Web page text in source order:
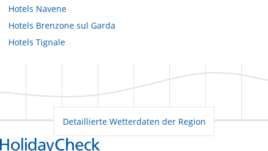
Hotels Navene
Hotels Brenzone sul Garda
Hotels Tignale
Detaillierte Wetterdaten der Region